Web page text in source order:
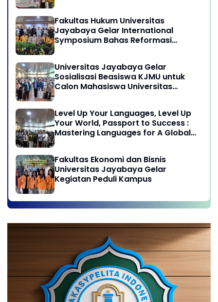
Sukamandi Masagi - Kabupaten
Subang, Jawa Barat
Fakultas Hukum Universitas
Jayabaya Gelar International
Symposium Bahas Reformasi
Universitas Jayabaya Gelar
Sosialisasi Beasiswa KJMU untuk
Calon Mahasiswa Universitas
Level Up Your Languages, Level Up
Your World, Passport to Success :
Mastering Languages for A Global
Fakultas Ekonomi dan Bisnis
Universitas Jayabaya Gelar
Kegiatan Peduli Kampus